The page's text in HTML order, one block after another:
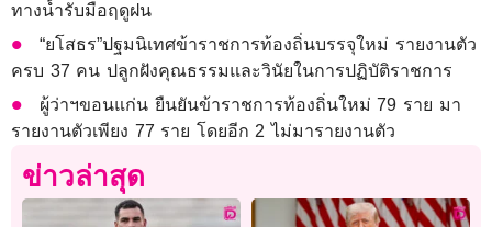
ทางน้ำรับมือฤดูฝน
“ยโสธร”ปฐมนิเทศข้าราชการท้องถิ่นบรรจุใหม่ รายงานตัว
ครบ 37 คน ปลูกฝังคุณธรรมและวินัยในการปฏิบัติราชการ
ผู้ว่าฯขอนแก่น ยืนยันข้าราชการท้องถิ่นใหม่ 79 ราย มา
รายงานตัวเพียง 77 ราย โดยอีก 2 ไม่มารายงานตัว
ข่าวล่าสุด